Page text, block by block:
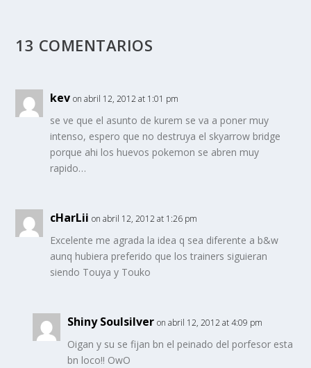
13 COMENTARIOS
kev on abril 12, 2012 at 1:01 pm
se ve que el asunto de kurem se va a poner muy
intenso, espero que no destruya el skyarrow bridge
porque ahi los huevos pokemon se abren muy
rapido…
cHarLii on abril 12, 2012 at 1:26 pm
Excelente me agrada la idea q sea diferente a b&w
aunq hubiera preferido que los trainers siguieran
siendo Touya y Touko
Shiny Soulsilver on abril 12, 2012 at 4:09 pm
Oigan y su se fijan bn el peinado del porfesor esta
bn loco!! OwO